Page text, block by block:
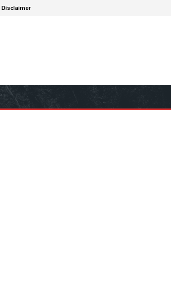
Disclaimer